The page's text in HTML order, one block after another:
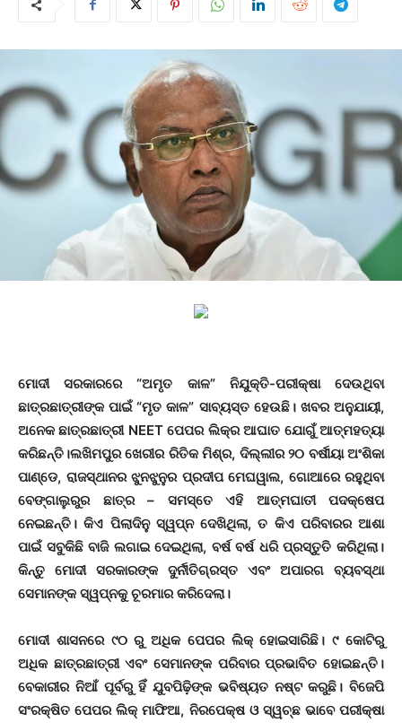
ମୋଦୀ ସରକାରରେ “ଅମୃତ କାଳ” ନିଯୁକ୍ତି-ପରୀକ୍ଷା ଦେଉଥିବା
ଛାତ୍ରଛାତ୍ରୀଙ୍କ ପାଇଁ “ମୃତ କାଳ” ସାବ୍ୟସ୍ତ ହେଉଛି। ଖବର ଅନୁଯାୟୀ,
ଅନେକ ଛାତ୍ରଛାତ୍ରୀ NEET ପେପର ଲିକ୍‌ର ଆଘାତ ଯୋଗୁଁ ଆତ୍ମହତ୍ୟା
କରିଛନ୍ତି।ଲଖିମପୁର ଖେରୀର ରିତିକ ମିଶ୍ର, ଦିଲ୍ଲୀର ୨୦ ବର୍ଷୀୟା ଅଂଶିକା
ପାଣ୍ଡେ, ରାଜସ୍ଥାନର ଝୁନଝୁନୁର ପ୍ରଦୀପ ମେଘୱାଲ, ଗୋଆରେ ରହୁଥିବା
ବେଙ୍ଗାଲୁରୁର ଛାତ୍ର – ସମସ୍ତେ ଏହି ଆତ୍ମଘାତୀ ପଦକ୍ଷେପ
ନେଇଛନ୍ତି। କିଏ ପିଲାଦିନୁ ସ୍ୱପ୍ନ ଦେଖିଥିଲା, ତ କିଏ ପରିବାରର ଆଶା
ପାଇଁ ସବୁକିଛି ବାଜି ଲଗାଇ ଦେଇଥିଲା, ବର୍ଷ ବର୍ଷ ଧରି ପ୍ରସ୍ତୁତି କରିଥିଲା।
କିନ୍ତୁ ମୋଦୀ ସରକାରଙ୍କ ଦୁର୍ନୀତିଗ୍ରସ୍ତ ଏବଂ ଅପାରଗ ବ୍ୟବସ୍ଥା
ସେମାନଙ୍କ ସ୍ୱପ୍ନକୁ ଚୂରମାର କରିଦେଲା।
ମୋଦୀ ଶାସନରେ ୯୦ ରୁ ଅଧିକ ପେପର ଲିକ୍ ହୋଇସାରିଛି। ୯ କୋଟିରୁ
ଅଧିକ ଛାତ୍ରଛାତ୍ରୀ ଏବଂ ସେମାନଙ୍କ ପରିବାର ପ୍ରଭାବିତ ହୋଇଛନ୍ତି।
ବେକାରୀର ନିଆଁ ପୂର୍ବରୁ ହିଁ ଯୁବପିଢ଼ିଙ୍କ ଭବିଷ୍ୟତ ନଷ୍ଟ କରୁଛି। ବିଜେପି
ସଂରକ୍ଷିତ ପେପର ଲିକ୍ ମାଫିଆ, ନିରପେକ୍ଷ ଓ ସ୍ୱଚ୍ଛ ଭାବେ ପରୀକ୍ଷା